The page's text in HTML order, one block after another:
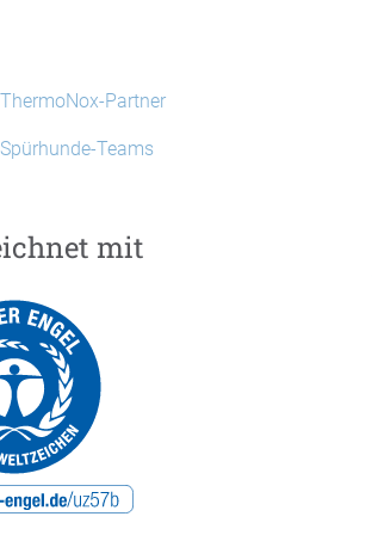
Partner
Teams
mit